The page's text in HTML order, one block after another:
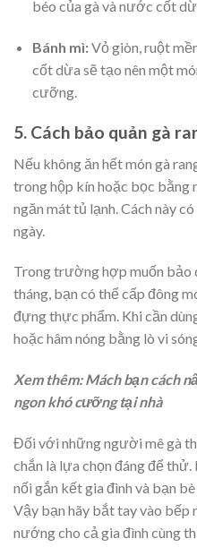
béo của gà và nước cốt
Bánh mì:Vỏ giòn, ruột
cốt dừa sẽ tạo nên một
cưỡng.
5. Cách bảo quản gà
Nếu không ăn hết món gà
trong hộp kín hoặc bọc bằng
ngăn mát tủ lạnh. Cách này
ngày.
Trong trường hợp muốn bảo
tháng, bạn có thể cấp đông
đựng thực phẩm. Khi cần
hoặc hâm nóng bằng lò vi
Xem thêm:Mách bạn cách
ngon khó cưỡng tại nhà
Đối với những người mê gà
chắn là lựa chọn đáng để thử.
nối gắn kết gia đình và bạn
Vậy bạn hãy bắt tay vào bếp
nướng cho cả gia đình cùng